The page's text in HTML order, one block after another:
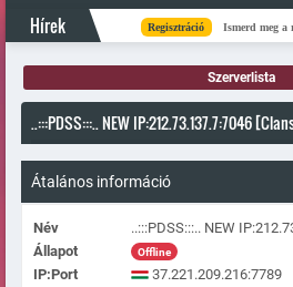
Hírek Regisztráció Ismerd meg a
Szerverlista
..:::PDSS:::.. NEW IP:212.73.137.7:7046
Átalános információ
Név
..:::PDSS:::.. NEW
Állapot
Offline
IP:Port
37.221.209.216:7789